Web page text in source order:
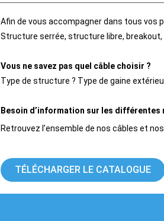
Afin de vous accompagner dans tous vos
Structure serrée, structure libre,
Vous ne savez pas quel câble choisir ?
Type de structure ? Type de gaine
Besoin d’information sur les différentes
Retrouvez l’ensemble de nos câbles et
TÉLÉCHARGER LE CATALOGUE